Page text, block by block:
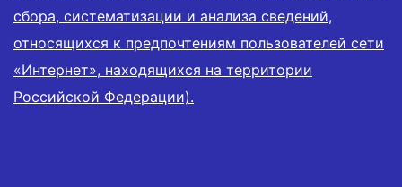
сбора, систематизации и анализа сведений,
относящихся к предпочтениям пользователей сети
«Интернет», находящихся на территории
Российской Федерации).